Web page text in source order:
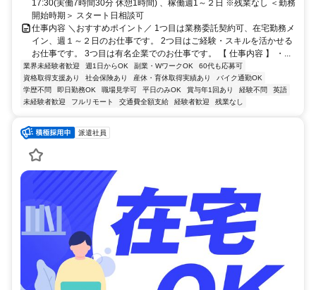
17:30(実働7時間30分 休憩1時間) 、稼働週1～２日 ※残業なし ＜勤務
開始時期＞ スタート日相談可
仕事内容 ＼おすすめポイント／ 1つ目は業務委託契約可、在宅勤務メ
イン、週１～２日のお仕事です。 2つ目はご経験・スキルを活かせる
お仕事です。 3つ目は有名企業でのお仕事です。 【 仕事内容 】 ・...
業界未経験者歓迎 週1日からOK 副業・WワークOK
60代も応募可
資格取得支援あり
社会保険あり 産休・育休取得実績あり
バイク通勤OK
学歴不問
即日勤務OK 職場見学可 平日のみOK 賞与年1回あり 経験不問
英語
未経験者歓迎
フルリモート 交通費全額支給 経験者歓迎 残業なし
派遣社員